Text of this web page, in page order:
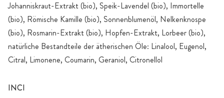
Johanniskraut-Extrakt (bio), Speik-Lavendel (bio), Immortelle
(bio), Römische Kamille (bio), Sonnenblumenöl, Nelkenknospe
(bio), Rosmarin-Extrakt (bio), Hopfen-Extrakt, Lorbeer (bio),
natürliche Bestandteile der ätherischen Öle: Linalool, Eugenol,
Citral, Limonene, Coumarin, Geraniol, Citronellol
INCI